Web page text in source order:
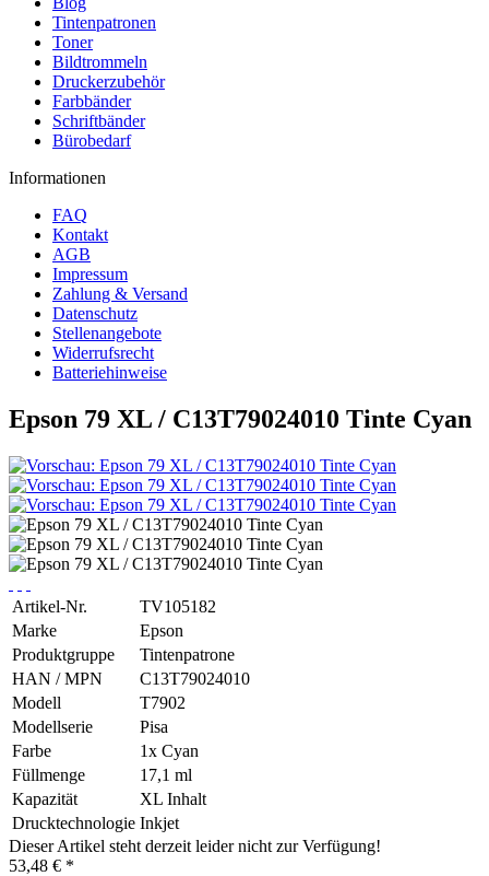
Tintenpatronen
Toner
Bildtrommeln
Druckerzubehör
Farbbänder
Schriftbänder
Bürobedarf
Informationen
FAQ
Kontakt
AGB
Impressum
Zahlung & Versand
Datenschutz
Stellenangebote
Widerrufsrecht
Batteriehinweise
Epson 79 XL / C13T79024010 Tinte Cyan
Artikel-Nr.
TV105182
Marke
Epson
Produktgruppe
Tintenpatrone
HAN / MPN
C13T79024010
Modell
T7902
Modellserie
Pisa
Farbe
1x Cyan
Füllmenge
17,1 ml
Kapazität
XL Inhalt
Drucktechnologie Inkjet
Dieser Artikel steht derzeit leider nicht zur Verfügung!
53,48 € *